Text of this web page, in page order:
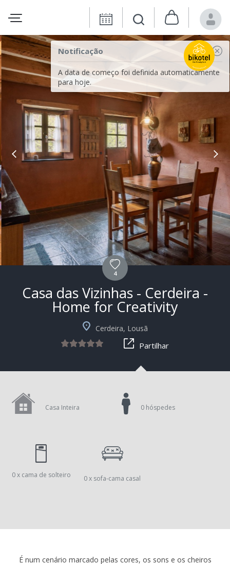
Notificação
A data de começo foi definida automaticamente
para hoje.
4
Casa das Vizinhas - Cerdeira -
Home for Creativity
Cerdeira, Lousã
Partilhar
Casa Inteira
0 x cama de solteiro 0 x sofa-cama casal
0 hóspedes
É num cenário marcado pelas cores, os sons e os cheiros